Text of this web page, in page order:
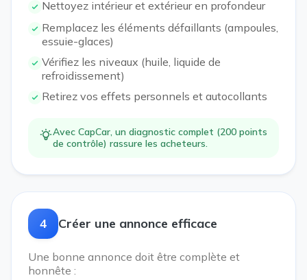
Nettoyez intérieur et extérieur en profondeur
Remplacez les éléments défaillants (ampoules,
essuie-glaces)
Vérifiez les niveaux (huile, liquide de
refroidissement)
Retirez vos effets personnels et autocollants
Avec CapCar, un diagnostic complet (200 points
de contrôle) rassure les acheteurs.
4 Créer une annonce efficace
Une bonne annonce doit être complète et
honnête :